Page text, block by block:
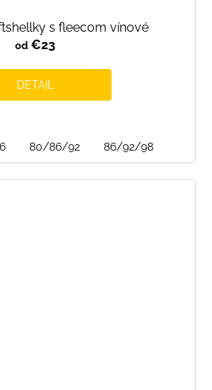
s fleecom vínové
od€23
DETAIL
80/86/92 86/92/98